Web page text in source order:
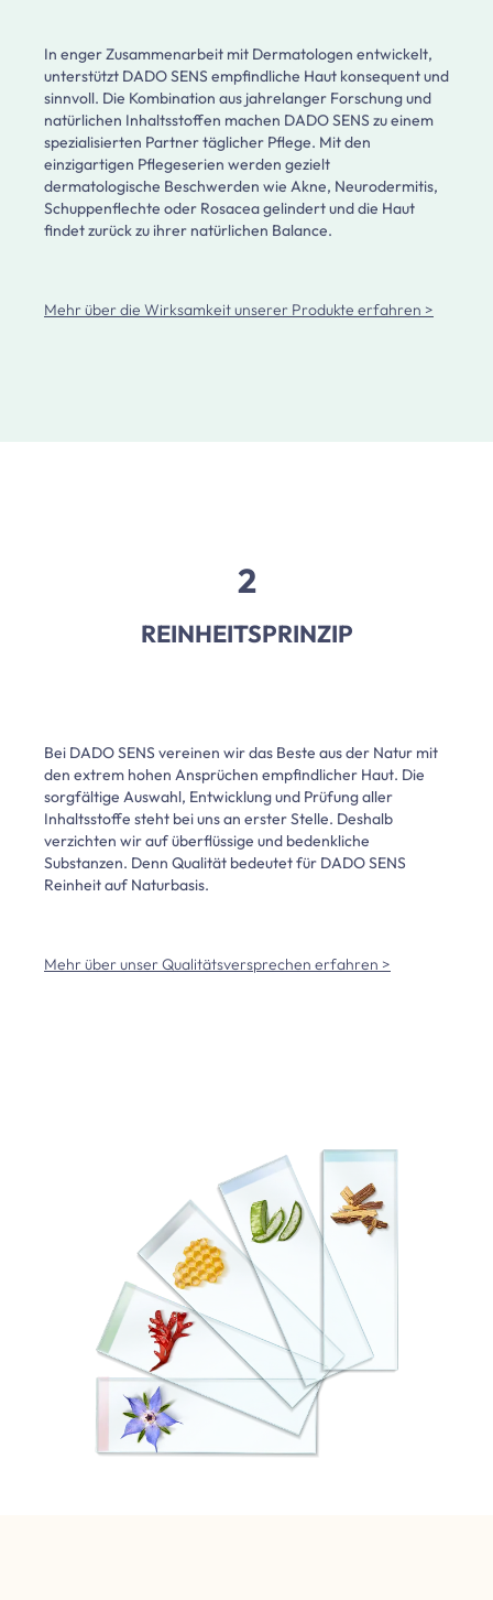
In enger Zusammenarbeit mit Dermatologen entwickelt,
unterstützt DADO SENS empfindliche Haut konsequent und
sinnvoll. Die Kombination aus jahrelanger Forschung und
natürlichen Inhaltsstoffen machen DADO SENS zu einem
spezialisierten Partner täglicher Pflege. Mit den
einzigartigen Pflegeserien werden gezielt
dermatologische Beschwerden wie Akne, Neurodermitis,
Schuppenflechte oder Rosacea gelindert und die Haut
findet zurück zu ihrer natürlichen Balance.
Mehr über die Wirksamkeit unserer Produkte erfahren >
2
REINHEITSPRINZIP
Bei DADO SENS vereinen wir das Beste aus der Natur mit
den extrem hohen Ansprüchen empfindlicher Haut. Die
sorgfältige Auswahl, Entwicklung und Prüfung aller
Inhaltsstoffe steht bei uns an erster Stelle. Deshalb
verzichten wir auf überflüssige und bedenkliche
Substanzen. Denn Qualität bedeutet für DADO SENS
Reinheit auf Naturbasis.
Mehr über unser Qualitätsversprechen erfahren >